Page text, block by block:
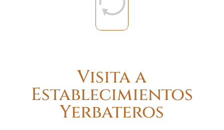
Visita a
Establecimientos
Yerbateros